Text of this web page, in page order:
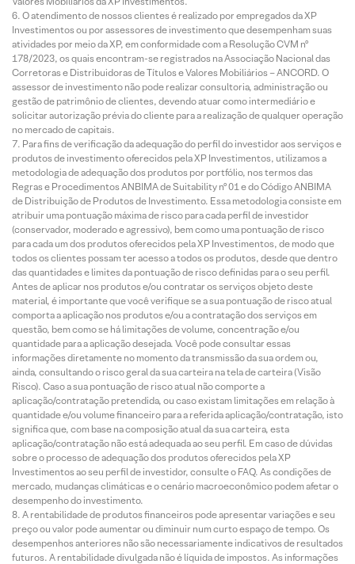
O atendimento de nossos clientes é realizado por empregados da XP
Investimentos ou por assessores de investimento que desempenham suas
atividades por meio da XP, em conformidade com a Resolução CVM nº
178/2023, os quais encontram-se registrados na Associação Nacional das
Corretoras e Distribuidoras de Títulos e Valores Mobiliários – ANCORD. O
assessor de investimento não pode realizar consultoria, administração ou
gestão de patrimônio de clientes, devendo atuar como intermediário e
solicitar autorização prévia do cliente para a realização de qualquer operação
no mercado de capitais.
Para fins de verificação da adequação do perfil do investidor aos serviços e
produtos de investimento oferecidos pela XP Investimentos, utilizamos a
metodologia de adequação dos produtos por portfólio, nos termos das
Regras e Procedimentos ANBIMA de Suitability nº 01 e do Código ANBIMA
de Distribuição de Produtos de Investimento. Essa metodologia consiste em
atribuir uma pontuação máxima de risco para cada perfil de investidor
(conservador, moderado e agressivo), bem como uma pontuação de risco
para cada um dos produtos oferecidos pela XP Investimentos, de modo que
todos os clientes possam ter acesso a todos os produtos, desde que dentro
das quantidades e limites da pontuação de risco definidas para o seu perfil.
Antes de aplicar nos produtos e/ou contratar os serviços objeto deste
material, é importante que você verifique se a sua pontuação de risco atual
comporta a aplicação nos produtos e/ou a contratação dos serviços em
questão, bem como se há limitações de volume, concentração e/ou
quantidade para a aplicação desejada. Você pode consultar essas
informações diretamente no momento da transmissão da sua ordem ou,
ainda, consultando o risco geral da sua carteira na tela de carteira (Visão
Risco). Caso a sua pontuação de risco atual não comporte a
aplicação/contratação pretendida, ou caso existam limitações em relação à
quantidade e/ou volume financeiro para a referida aplicação/contratação, isto
significa que, com base na composição atual da sua carteira, esta
aplicação/contratação não está adequada ao seu perfil. Em caso de dúvidas
sobre o processo de adequação dos produtos oferecidos pela XP
Investimentos ao seu perfil de investidor, consulte o FAQ. As condições de
mercado, mudanças climáticas e o cenário macroeconômico podem afetar o
desempenho do investimento.
A rentabilidade de produtos financeiros pode apresentar variações e seu
preço ou valor pode aumentar ou diminuir num curto espaço de tempo. Os
desempenhos anteriores não são necessariamente indicativos de resultados
futuros. A rentabilidade divulgada não é líquida de impostos. As informações